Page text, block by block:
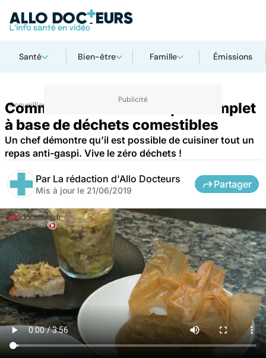
Santé Bien-être Famille Émissions
AccueilSanté
Comment cuisiner un repas complet
à base de déchets comestibles
Un chef démontre qu’il est possible de cuisiner tout un
repas anti-gaspi. Vive le zéro déchets !
Par La rédaction d'Allo Docteurs
Mis à jour le 21/06/2019
Partager